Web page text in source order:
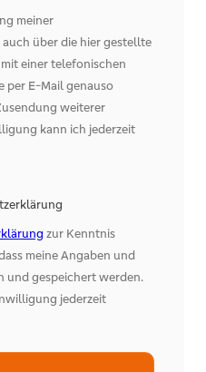
meiner
über die hier gestellte
einer telefonischen
per E-Mail genauso
weiterer
kann ich jederzeit
zur Kenntnis
meine Angaben und
und gespeichert werden.
jederzeit